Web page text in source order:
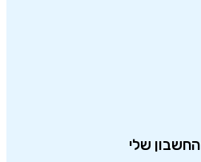
החשבון שלי